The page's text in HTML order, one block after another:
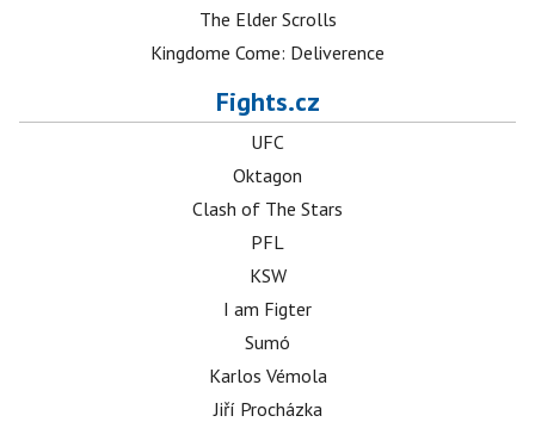
The Elder Scrolls
Kingdome Come: Deliverence
Fights.cz
UFC
Oktagon
Clash of The Stars
PFL
KSW
I am Figter
Sumó
Karlos Vémola
Jiří Procházka